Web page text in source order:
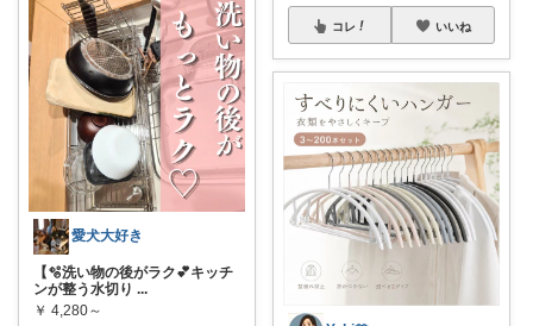
愛犬大好き
【🫧洗い物の後がラク💕キッチ
ンが整う水切り ...
￥ 4,280～
コレ いいね